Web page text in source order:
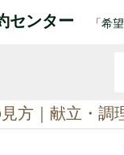
センター 「希
方｜献立・調